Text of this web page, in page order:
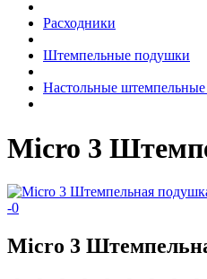
Расходники
Штемпельные подушки
Настольные
Micro 3
-0
Micro 3